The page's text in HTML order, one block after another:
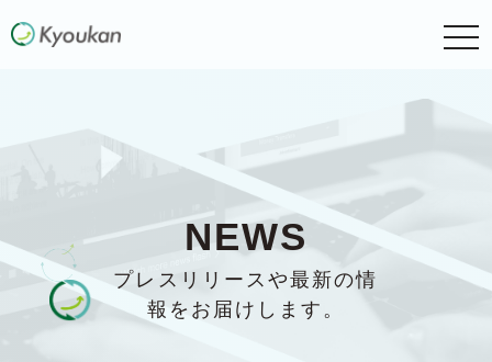
NEWS
プレスリリースや最新の情
報をお届けします。